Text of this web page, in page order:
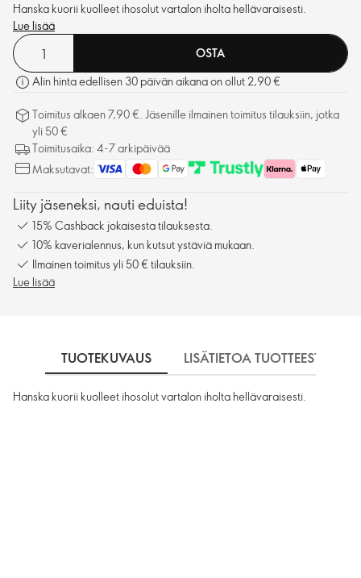
Hanska kuorii kuolleet ihosolut vartalon iholta hellävaraisesti.
Lue lisää
OSTA
Alin hinta edellisen 30 päivän aikana on ollut 2,90 €
Toimitus alkaen 7,90 €. Jäsenille ilmainen toimitus tilauksiin, jotka
yli 50 €
Toimitusaika: 4-7 arkipäivää
Maksutavat:
Liity jäseneksi, nauti eduista!
15% Cashback jokaisesta tilauksesta.
10% kaverialennus, kun kutsut ystäviä mukaan.
Ilmainen toimitus yli 50 € tilauksiin.
Lue lisää
TUOTEKUVAUS LISÄTIETOA TUOTTEESTA
Hanska kuorii kuolleet ihosolut vartalon iholta hellävaraisesti.